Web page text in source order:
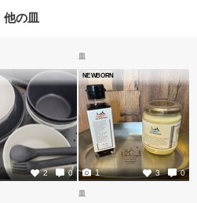
他の皿
2 0
皿
NEWBORN
3 0
1
皿